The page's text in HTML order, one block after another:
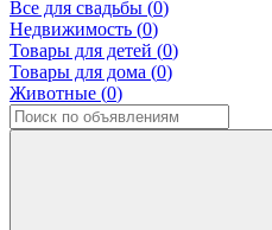
Все для свадьбы (0)
Недвижимость (0)
Товары для детей (0)
Товары для дома (0)
Животные (0)